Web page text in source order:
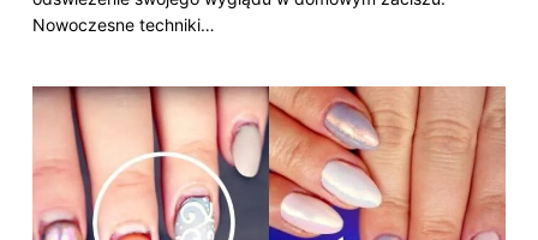
Nowoczesne techniki…